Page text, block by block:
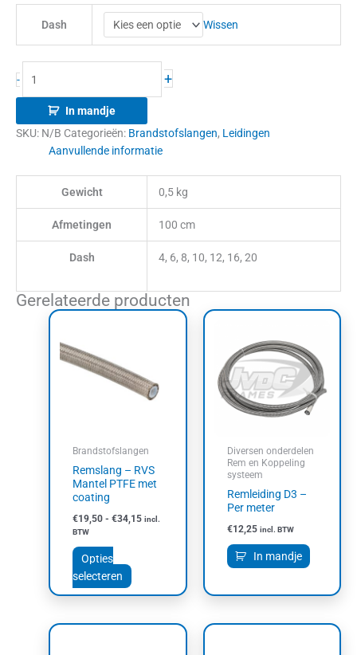
Dash Wissen
- +
In mandje
SKU: N/B Categorieën: Brandstofslangen, Leidingen
Aanvullende informatie
Gewicht 0,5 kg
Afmetingen 100 cm
Dash 4, 6, 8, 10, 12, 16, 20
Gerelateerde producten
Brandstofslangen
Remslang – RVS
Mantel PTFE met
coating
€19,50 - €34,15
Prijsklasse:
incl.
BTW
Opties
selecteren
meerdere
variaties.
gekozen
worden
de
Diversen onderdelen
Rem en Koppeling
systeem
Remleiding D3 –
Per meter
€12,25 incl. BTW
In mandje
Prijsklasse:
Prijsklasse: